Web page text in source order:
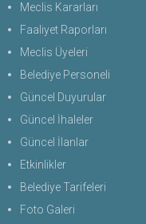
Meclis Kararları
Faaliyet Raporları
Meclis Üyeleri
Belediye Personeli
Güncel Duyurular
Güncel İhaleler
Güncel İlanlar
Etkinlikler
Belediye Tarifeleri
Foto Galeri